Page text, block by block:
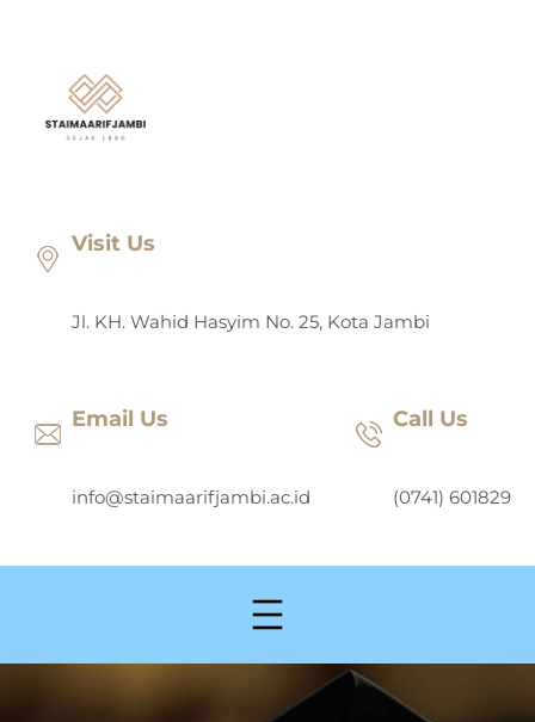
Visit Us
Jl. KH. Wahid Hasyim No. 25, Kota Jambi
Email Us
info@staimaarifjambi.ac.id
Call Us
(0741) 601829